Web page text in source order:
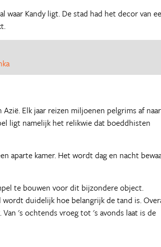
Kandy ligt. De stad had het decor van
Elk jaar reizen miljoenen pelgrims af naar
ligt namelijk het relikwie dat boeddhisten
aparte kamer. Het wordt dag en nacht
te bouwen voor dit bijzondere object.
duidelijk hoe belangrijk de tand is.
's ochtends vroeg tot 's avonds laat is de